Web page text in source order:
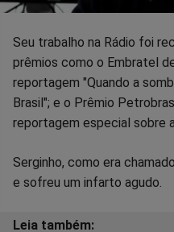
Seu trabalho na Rádio foi
prêmios como o Embratel
reportagem "Quando a
Brasil"; e o Prêmio
reportagem especial sobre
Serginho, como era
e sofreu um infarto agudo.